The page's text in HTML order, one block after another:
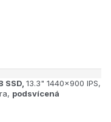
SSD, 13.3" 1440x900 IPS,
podsvícená